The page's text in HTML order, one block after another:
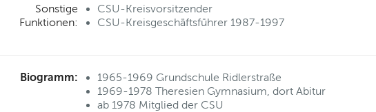
Sonstige
Funktionen:
CSU-Kreisvorsitzender
CSU-Kreisgeschäftsführer 1987-1997
Biogramm:
1965-1969 Grundschule Ridlerstraße
1969-1978 Theresien Gymnasium, dort Abitur
ab 1978 Mitglied der CSU